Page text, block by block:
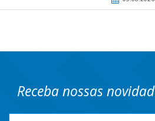
Receba nossas